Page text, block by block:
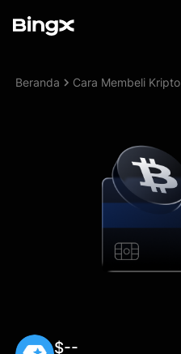
Beranda Cara Membeli Kripto
$--